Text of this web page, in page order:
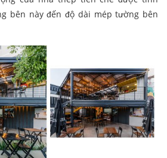
bên này đến độ dài mép tường bên